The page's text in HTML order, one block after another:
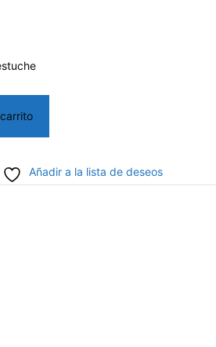
Añadir a la lista de deseos